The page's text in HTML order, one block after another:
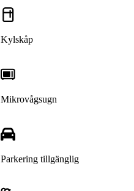
Kylskåp
Mikrovågsugn
Parkering tillgänglig